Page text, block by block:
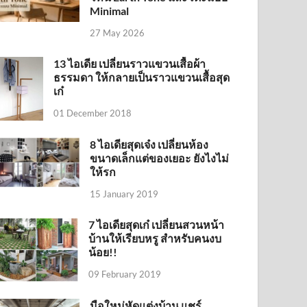
Minimal
27 May 2026
13 ไอเดีย เปลี่ยนราวแขวนเสื้อผ้า
ธรรมดา ให้กลายเป็นราวแขวนเสื้อสุด
เก๋
01 December 2018
8 ไอเดียสุดเจ๋ง เปลี่ยนห้อง
ขนาดเล็กแต่ของเยอะ ยังไงไม่
ให้รก
15 January 2019
7 ไอเดียสุดเก๋ เปลี่ยนสวนหน้า
บ้านให้เรียบหรู สำหรับคนงบ
น้อย!!
09 February 2019